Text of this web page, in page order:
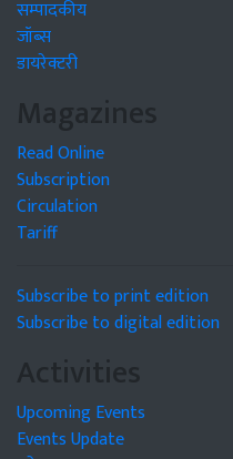
सम्पादकीय
जॉब्स
डायरेक्टरी
Magazines
Read Online
Subscription
Circulation
Tariff
Subscribe to print edition
Subscribe to digital edition
Activities
Upcoming Events
Events Update